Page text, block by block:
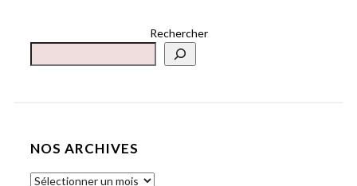
Rechercher
NOS ARCHIVES